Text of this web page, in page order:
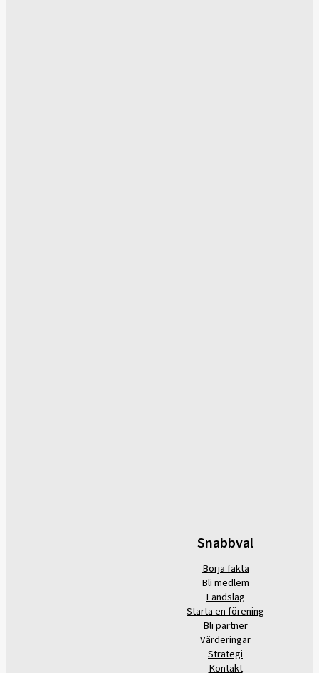
Snabbval
Börja fäkta
Bli medlem
Landslag
Starta en förening
Bli partner
Värderingar
Strategi
Kontakt